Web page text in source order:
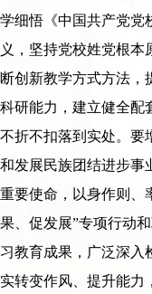
学细悟《中国共产党党
义，坚持党校姓党根本
断创新教学方式方法，
科研能力，建立健全配
不折不扣落到实处。要
和发展民族团结进步事
重要使命，以身作则、
果、促发展”专项行动
习教育成果，广泛深入
实转变作风、提升能力